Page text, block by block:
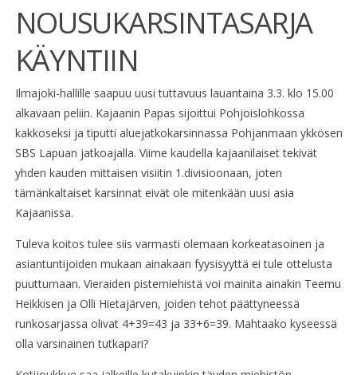
NOUSUKARSINTASARJA
KÄYNTIIN
Ilmajoki-hallille saapuu uusi tuttavuus lauantaina 3.3. klo 15.00
alkavaan peliin. Kajaanin Papas sijoittui Pohjoislohkossa
kakkoseksi ja tiputti aluejatkokarsinnassa Pohjanmaan ykkösen
SBS Lapuan jatkoajalla. Viime kaudella kajaanilaiset tekivät
yhden kauden mittaisen visiitin 1.divisioonaan, joten
tämänkaltaiset karsinnat eivät ole mitenkään uusi asia
Kajaanissa.
Tuleva koitos tulee siis varmasti olemaan korkeatasoinen ja
asiantuntijoiden mukaan ainakaan fyysisyyttä ei tule ottelusta
puuttumaan. Vieraiden pistemiehistä voi mainita ainakin Teemu
Heikkisen ja Olli Hietajärven, joiden tehot päättyneessä
runkosarjassa olivat 4+39=43 ja 33+6=39. Mahtaako kyseessä
olla varsinainen tutkapari?